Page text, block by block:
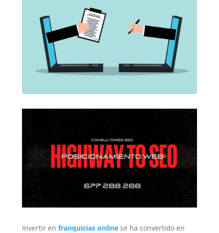
Invertir en franquicias onlinese ha convertido en